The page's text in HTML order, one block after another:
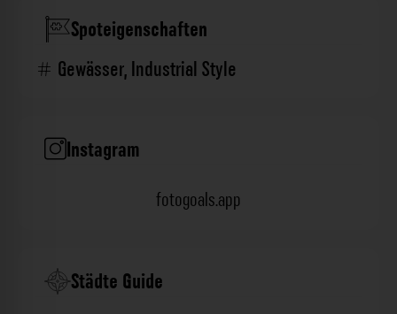
Spoteigenschaften
Gewässer,Industrial Style
Instagram
fotogoals.app
Städte Guide